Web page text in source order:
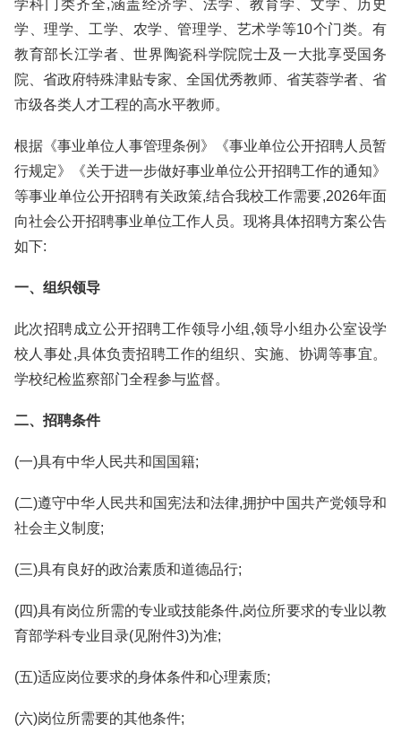
学科门类齐全,涵盖经济学、法学、教育学、文学、历史
学、理学、工学、农学、管理学、艺术学等10个门类。有
教育部长江学者、世界陶瓷科学院院士及一大批享受国务
院、省政府特殊津贴专家、全国优秀教师、省芙蓉学者、省
市级各类人才工程的高水平教师。
根据《事业单位人事管理条例》《事业单位公开招聘人员暂
行规定》《关于进一步做好事业单位公开招聘工作的通知》
等事业单位公开招聘有关政策,结合我校工作需要,2026年面
向社会公开招聘事业单位工作人员。现将具体招聘方案公告
如下:
一、组织领导
此次招聘成立公开招聘工作领导小组,领导小组办公室设学
校人事处,具体负责招聘工作的组织、实施、协调等事宜。
学校纪检监察部门全程参与监督。
二、招聘条件
(一)具有中华人民共和国国籍;
(二)遵守中华人民共和国宪法和法律,拥护中国共产党领导和
社会主义制度;
(三)具有良好的政治素质和道德品行;
(四)具有岗位所需的专业或技能条件,岗位所要求的专业以教
育部学科专业目录(见附件3)为准;
(五)适应岗位要求的身体条件和心理素质;
(六)岗位所需要的其他条件;